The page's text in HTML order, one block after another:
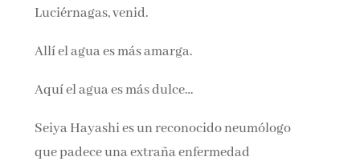
Luciérnagas, venid.
Allí el agua es más amarga.
Aquí el agua es más dulce…
Seiya Hayashi es un reconocido neumólogo
que padece una extraña enfermedad